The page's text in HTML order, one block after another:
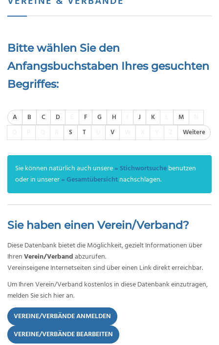
Bitte wählen Sie den
Anfangsbuchstaben Ihres gesuchten
Begriffes:
A B C D F G H J K M
S T V Weitere
Sie können natürlich auch unsere» Stichwortsuchebenutzen
oder in unserer» Gesamtübersichtnachschlagen.
Sie haben einen Verein/Verband?
Diese Datenbank bietet die Möglichkeit, gezielt Informationen über
IhrenVerein/Verbandabzurufen.
Vereinseigene Internetseiten sind über einen Link direkt erreichbar.
Um Ihren Verein/Verband kostenlos in diese Datenbank einzutragen,
melden Sie sich hier an.
VEREINE/VERBÄNDE ANMELDEN
VEREINE/VERBÄNDE BEARBEITEN